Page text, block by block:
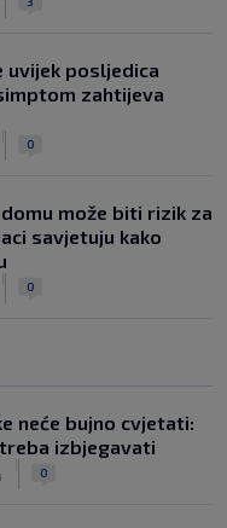
uvijek posljedica
zahtijeva
0
može biti rizik za
savjetuju kako
0
neće bujno cvjetati:
izbjegavati
0